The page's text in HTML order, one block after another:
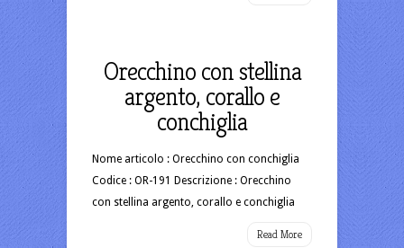
Orecchino con stellina
argento, corallo e
conchiglia
Nome articolo : Orecchino con conchiglia
Codice : OR-191 Descrizione : Orecchino
con stellina argento, corallo e conchiglia
Read More